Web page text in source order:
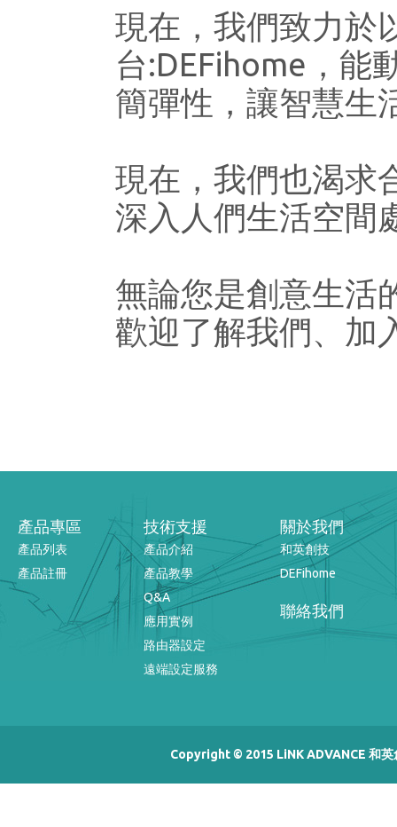
現在，我們致力於
台:DEFihome，能
簡彈性，讓智慧生
現在，我們也渴求
深入人們生活空間
無論您是創意生活
歡迎了解我們、加
產品專區
產品列表
產品註冊
技術支援
產品介紹
產品教學
Q&A
應用實例
路由器設定
遠端設定服務
關於我們
和英創技
DEFihome
聯絡我們
Copyright © 2015 LiNK ADVANCE 和